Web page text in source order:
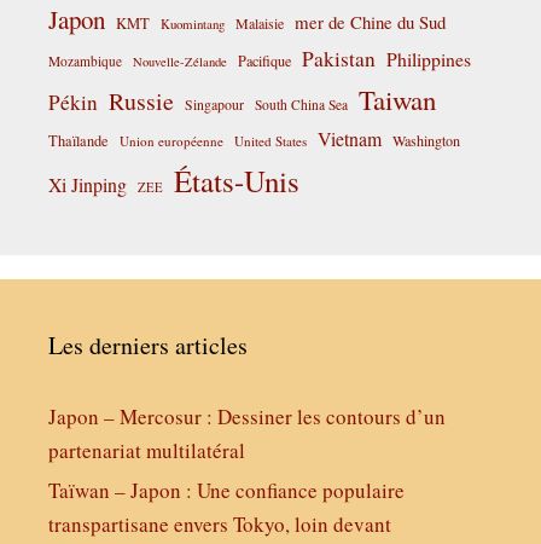
Japon KMT Kuomintang Malaisie mer de Chine du Sud
Mozambique Nouvelle-Zélande Pacifique Pakistan Philippines
Pékin Russie Singapour South China Sea Taiwan
Thaïlande Union européenne United States Vietnam Washington
Xi Jinping ZEE États-Unis
Les derniers articles
Japon – Mercosur : Dessiner les contours d’un
partenariat multilatéral
Taïwan – Japon : Une confiance populaire
transpartisane envers Tokyo, loin devant